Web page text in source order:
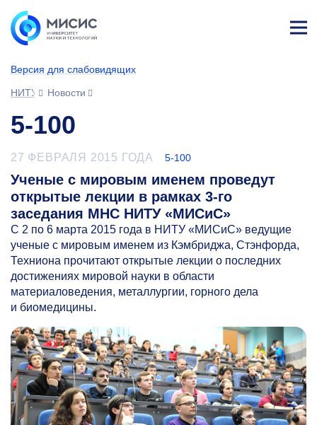
Версия для слабовидящих
НИТУ МИСИС
Новости
5-100
27 ФЕВРАЛЯ 2015 ГОДА 5-100
Ученые с мировым именем проведут
открытые лекции в рамках 3-го
заседания МНС НИТУ «МИСиС»
С 2 по 6 марта 2015 года в НИТУ «МИСиС» ведущие
ученые с мировым именем из Кэмбриджа, Стэнфорда,
Техниона прочитают открытые лекции о последних
достижениях мировой науки в области
материаловедения, металлургии, горного дела
и биомедицины.